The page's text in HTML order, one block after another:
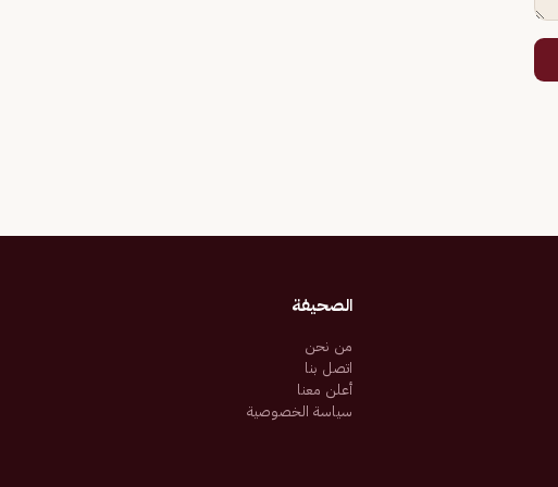
الصحيفة
من نحن
اتصل بنا
أعلن معنا
سياسة الخصوصية